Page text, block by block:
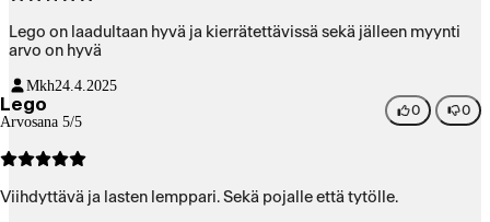
Lego on laadultaan hyvä ja kierrätettävissä sekä jälleen myynti
arvo on hyvä
Mkh24.4.2025
Lego
Arvosana 5/5
0 0
Viihdyttävä ja lasten lemppari. Sekä pojalle että tytölle.